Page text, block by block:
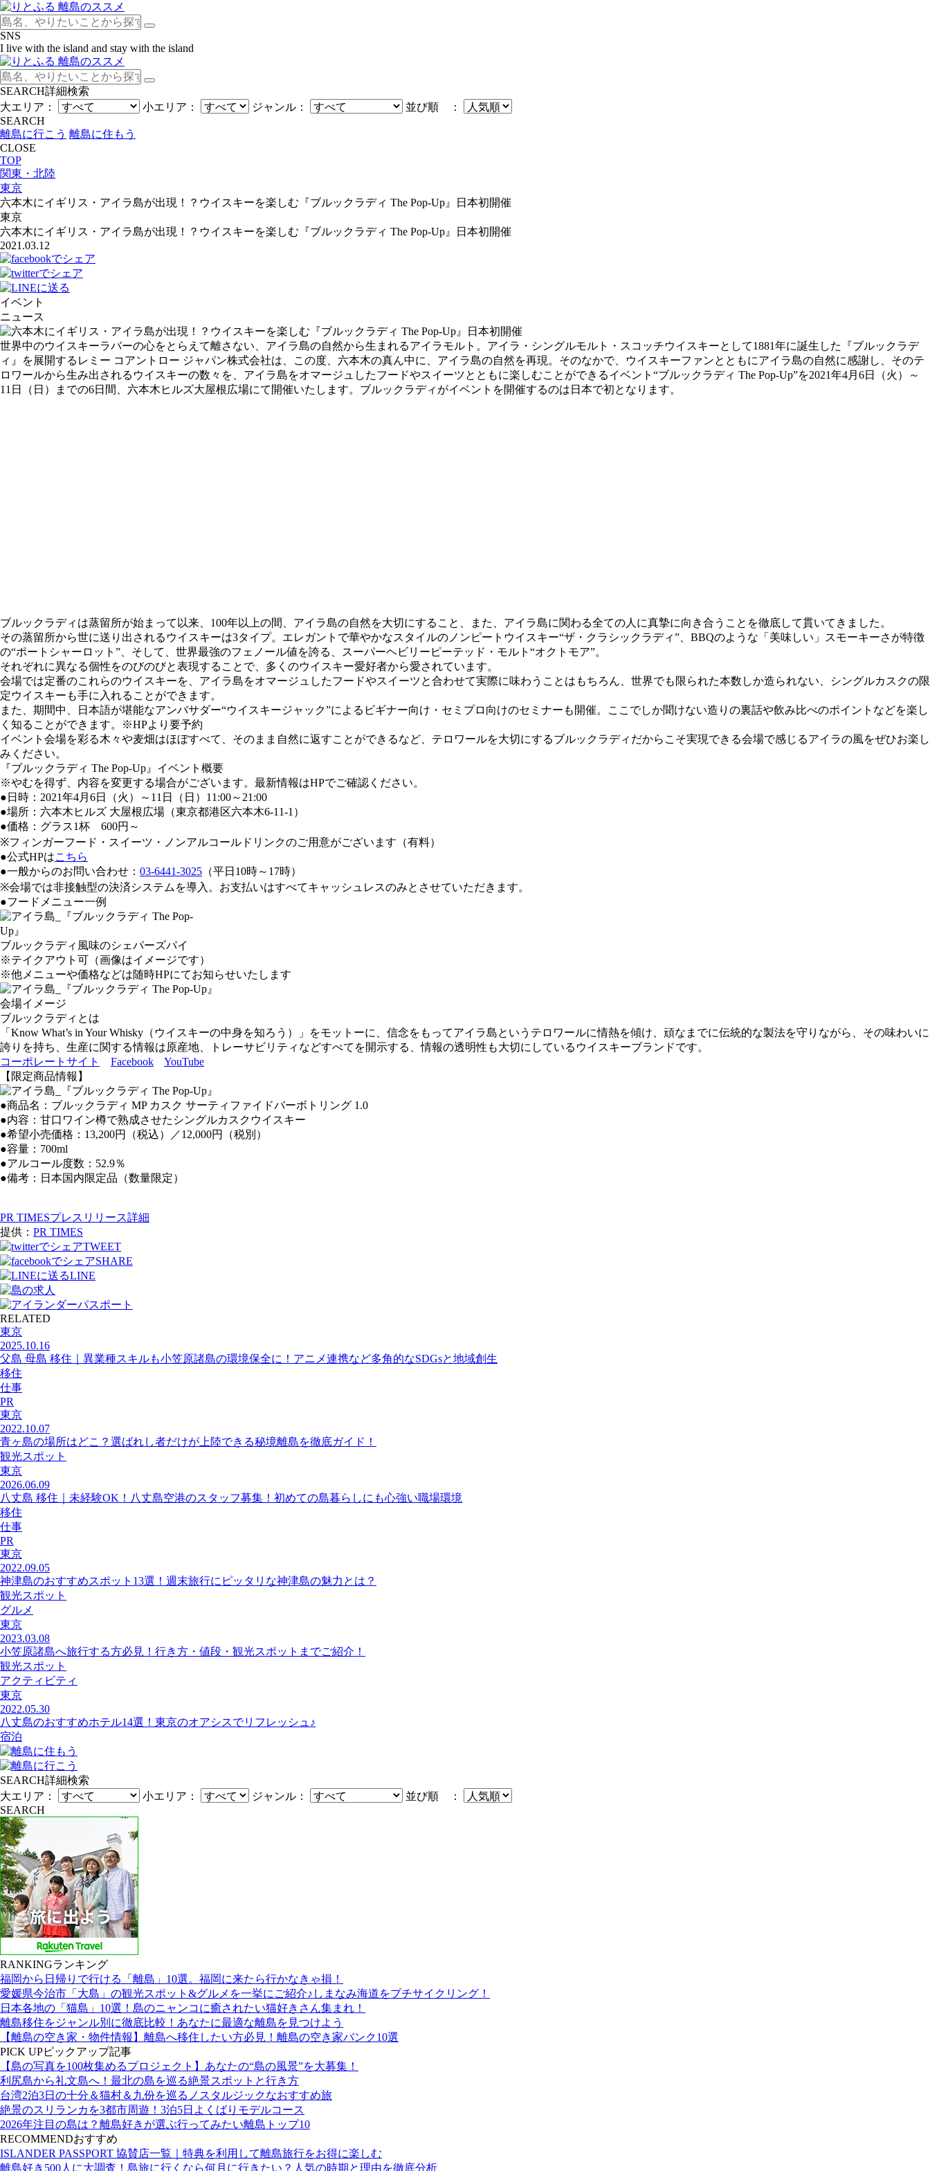
SNS
I live with the island and stay with the island
SEARCH詳細検索
大エリア：
小エリア： ジャンル：
並び順 ：
SEARCH
離島に行こう 離島に住もう
CLOSE
TOP
関東・北陸
東京
六本木にイギリス・アイラ島が出現！？​ウイスキーを楽しむ『ブルックラディ The Pop-Up』日本初開催
東京
六本木にイギリス・アイラ島が出現！？​ウイスキーを楽しむ『ブルックラディ The Pop-Up』日本初開催
2021.03.12
イベント
ニュース
世界中のウイスキーラバーの心をとらえて離さない、アイラ島の自然から生まれるアイラモルト。アイラ・シングルモルト・スコッチウイスキーとして1881年に誕生した『ブルックラデ
ィ』を展開するレミー コアントロー ジャパン株式会社は、この度、六本木の真ん中に、アイラ島の自然を再現。そのなかで、ウイスキーファンとともにアイラ島の自然に感謝し、そのテ
ロワールから生み出されるウイスキーの数々を、アイラ島をオマージュしたフードやスイーツとともに楽しむことができるイベント“ブルックラディ The Pop-Up”を2021年4月6日（火）～
11日（日）までの6日間、六本木ヒルズ大屋根広場にて開催いたします。ブルックラディがイベントを開催するのは日本で初となります。
ブルックラディは蒸留所が始まって以来、100年以上の間、アイラ島の自然を大切にすること、また、アイラ島に関わる全ての人に真摯に向き合うことを徹底して貫いてきました。
その蒸留所から世に送り出されるウイスキーは3タイプ。エレガントで華やかなスタイルのノンピートウイスキー“ザ・クラシックラディ”、BBQのような「美味しい」スモーキーさが特徴
の“ポートシャーロット”、そして、世界最強のフェノール値を誇る、スーパーヘビリーピーテッド・モルト“オクトモア”。
それぞれに異なる個性をのびのびと表現することで、多くのウイスキー愛好者から愛されています。
会場では定番のこれらのウイスキーを、アイラ島をオマージュしたフードやスイーツと合わせて実際に味わうことはもちろん、世界でも限られた本数しか造られない、シングルカスクの限
定ウイスキーも手に入れることができます。
また、期間中、日本語が堪能なアンバサダー“ウイスキージャック”によるビギナー向け・セミプロ向けのセミナーも開催。ここでしか聞けない造りの裏話や飲み比べのポイントなどを楽し
く知ることができます。※HPより要予約
イベント会場を彩る木々や麦畑はほぼすべて、そのまま自然に返すことができるなど、テロワールを大切にするブルックラディだからこそ実現できる会場で感じるアイラの風をぜひお楽し
みください。
『ブルックラディ The Pop-Up』イベント概要
※やむを得ず、内容を変更する場合がございます。最新情報はHPでご確認ください。
●日時：2021年4月6日（火）～11日（日）11:00～21:00
●場所：六本木ヒルズ 大屋根広場（東京都港区六本木6-11-1）
●価格：グラス1杯 600円～
※フィンガーフード・スイーツ・ノンアルコールドリンクのご用意がございます（有料）
●公式HPはこちら
●一般からのお問い合わせ： 03-6441-3025 （平日10時～17時）
※会場では非接触型の決済システムを導入。お支払いはすべてキャッシュレスのみとさせていただきます。
●フードメニュー一例
ブルックラディ風味のシェパーズパイ
※テイクアウト可（画像はイメージです）
※他メニューや価格などは随時HPにてお知らせいたします
会場イメージ
ブルックラディとは
「Know What’s in Your Whisky（ウイスキーの中身を知ろう）」をモットーに、信念をもってアイラ島というテロワールに情熱を傾け、頑なまでに伝統的な製法を守りながら、その味わいに
誇りを持ち、生産に関する情報は原産地、トレーサビリティなどすべてを開示する、情報の透明性も大切にしているウイスキーブランドです。
コーポレートサイト
Facebook
YouTube
【限定商品情報】
●商品名：ブルックラディ MP カスク サーティファイドバーボトリング 1.0
●内容：甘口ワイン樽で熟成させたシングルカスクウイスキー
●希望小売価格：13,200円（税込）／12,000円（税別）
●容量：700ml
●アルコール度数：52.9％
●備考：日本国内限定品（数量限定）
PR TIMESプレスリリース詳細
提供： PR TIMES
TWEET
SHARE
LINE
RELATED
東京
2025.10.16
父島 母島 移住｜異業種スキルも小笠原諸島の環境保全に！アニメ連携など多角的なSDGsと地域創生
移住
仕事
PR
東京
2022.10.07
青ヶ島の場所はどこ？選ばれし者だけが上陸できる秘境離島を徹底ガイド！
観光スポット
東京
2026.06.09
八丈島 移住｜未経験OK！八丈島空港のスタッフ募集！初めての島暮らしにも心強い職場環境
移住
仕事
PR
東京
2022.09.05
神津島のおすすめスポット13選！週末旅行にピッタリな神津島の魅力とは？
観光スポット
グルメ
東京
2023.03.08
小笠原諸島へ旅行する方必見！行き方・値段・観光スポットまでご紹介！
観光スポット
アクティビティ
東京
2022.05.30
八丈島のおすすめホテル14選！東京のオアシスでリフレッシュ♪
宿泊
SEARCH詳細検索
大エリア：
小エリア： ジャンル：
並び順 ：
SEARCH
RANKINGランキング
福岡から日帰りで行ける「離島」10選。福岡に来たら行かなきゃ損！
愛媛県今治市「大島」の観光スポット&グルメを一挙にご紹介♪しまなみ海道をプチサイクリング！
日本各地の「猫島」10選！島のニャンコに癒されたい猫好きさん集まれ！
離島移住をジャンル別に徹底比較！あなたに最適な離島を見つけよう
【離島の空き家・物件情報】離島へ移住したい方必見！離島の空き家バンク10選
PICK UPピックアップ記事
【島の写真を100枚集めるプロジェクト】あなたの“島の風景”を大募集！
利尻島から礼文島へ！最北の島を巡る絶景スポットと行き方
台湾2泊3日の十分＆猫村＆九份を巡るノスタルジックなおすすめ旅
絶景のスリランカを3都市周遊！3泊5日よくばりモデルコース
2026年注目の島は？離島好きが選ぶ行ってみたい離島トップ10
RECOMMENDおすすめ
ISLANDER PASSPORT 協賛店一覧｜特典を利用して離島旅行をお得に楽しむ
離島好き500人に大調査！島旅に行くなら何月に行きたい？人気の時期と理由を徹底分析